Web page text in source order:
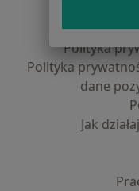
Polityka
Polityka
Polityka
dane
Jak